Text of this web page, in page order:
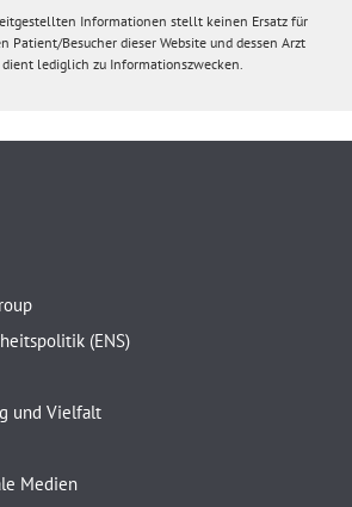
Informationen stellt keinen Ersatz für
Patient/Besucher dieser Website und dessen Arzt
dient lediglich zu Informationszwecken.
(ENS)
und Vielfalt
Medien